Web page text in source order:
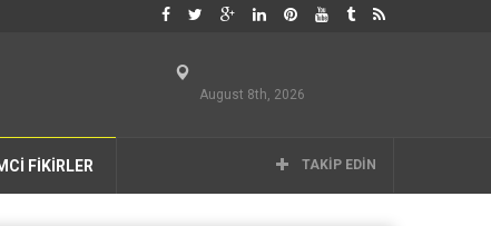
August 8th, 2026
FİKİRLER TAKIP EDIN